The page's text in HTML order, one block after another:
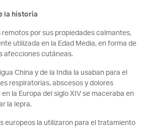
la historia
por sus propiedades calmantes,
utilizada en la Edad Media, en forma de
afecciones cutáneas.
China y de la India la usaban para el
respiratorias, abscesos y dolores
la Europa del siglo XIV se maceraba en
la lepra.
europeos la utilizaron para el tratamiento